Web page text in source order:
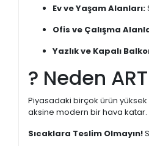
Ev ve Yaşam Alanları:
Ofis ve Çalışma
Yazlık ve Kapalı
? Neden
Piyasadaki birçok ürün
aksine modern bir hava katar.
Sıcaklara Teslim Olmayın!